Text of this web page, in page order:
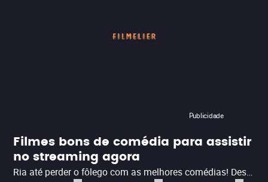
Publicidade
Filmes bons de comédia para assistir
no streaming agora
Ria até perder o fôlego com as melhores comédias! Descubra os filmes mais hilários do momento, disponíveis nas principais plataformas online. Clique agora e comece a diversão! Ah, e se quiser variar, temos uma seleção incrível de outros gêneros esperando por você. Bora maratonar?